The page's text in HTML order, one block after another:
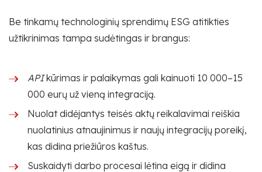
Be tinkamų technologinių sprendimų ESG atitikties
užtikrinimas tampa sudėtingas ir brangus:
APIkūrimas ir palaikymas gali kainuoti 10 000–15
000 eurų už vieną integraciją.
Nuolat didėjantys teisės aktų reikalavimai reiškia
nuolatinius atnaujinimus ir naujų integracijų poreikį,
kas didina priežiūros kaštus.
Suskaidyti darbo procesai lėtina eigą ir didina